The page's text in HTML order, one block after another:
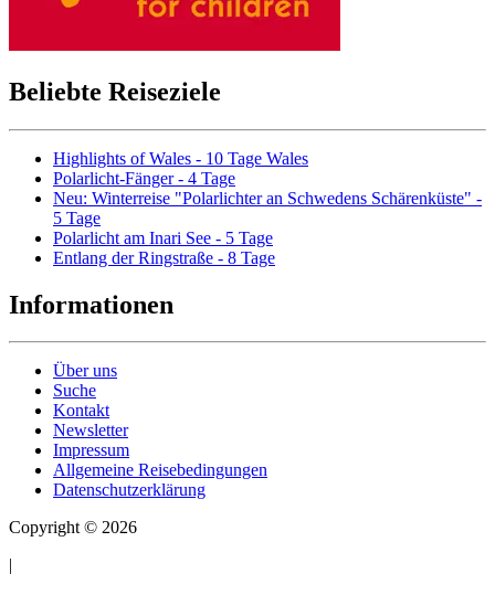
Beliebte Reiseziele
Highlights of Wales - 10 Tage Wales
Polarlicht-Fänger - 4 Tage
Neu: Winterreise "Polarlichter an Schwedens Schärenküste" -
5 Tage
Polarlicht am Inari See - 5 Tage
Entlang der Ringstraße - 8 Tage
Informationen
Über uns
Suche
Kontakt
Newsletter
Impressum
Allgemeine Reisebedingungen
Datenschutzerklärung
Copyright © 2026
|